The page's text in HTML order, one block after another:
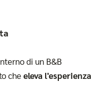
di un B&B
cheeleva l'esperienza